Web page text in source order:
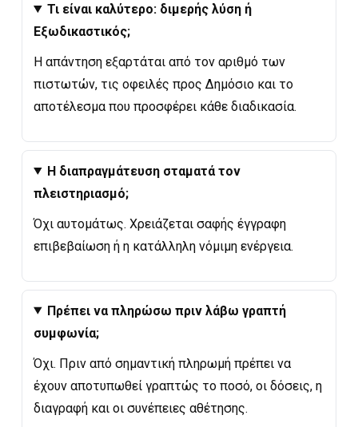
Τι είναι καλύτερο: διμερής λύση ή
Εξωδικαστικός;
Η απάντηση εξαρτάται από τον αριθμό των
πιστωτών, τις οφειλές προς Δημόσιο και το
αποτέλεσμα που προσφέρει κάθε διαδικασία.
Η διαπραγμάτευση σταματά τον
πλειστηριασμό;
Όχι αυτομάτως. Χρειάζεται σαφής έγγραφη
επιβεβαίωση ή η κατάλληλη νόμιμη ενέργεια.
Πρέπει να πληρώσω πριν λάβω γραπτή
συμφωνία;
Όχι. Πριν από σημαντική πληρωμή πρέπει να
έχουν αποτυπωθεί γραπτώς το ποσό, οι δόσεις, η
διαγραφή και οι συνέπειες αθέτησης.